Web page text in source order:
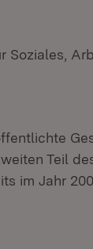
Soziales,
Teil
im Jahr